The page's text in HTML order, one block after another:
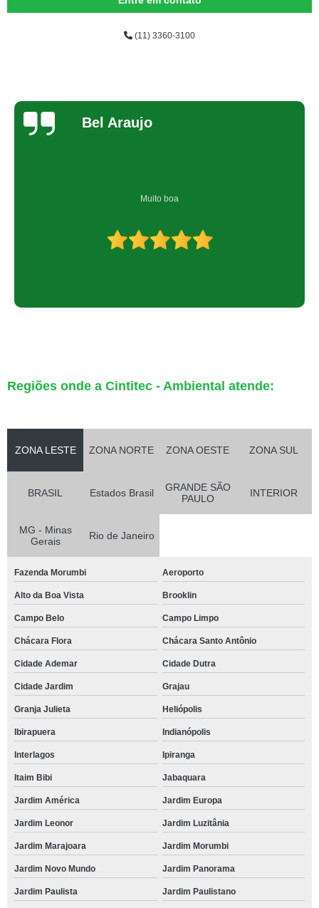
(11) 3360-3100
Bel Araujo
Muito boa
Regiões onde a Cintitec - Ambiental atende:
ZONA LESTE ZONA NORTE ZONA OESTE ZONA SUL
BRASIL Estados Brasil
GRANDE SÃO
PAULO
INTERIOR
MG - Minas
Gerais
Rio de Janeiro
Fazenda Morumbi Aeroporto
Alto da Boa Vista Brooklin
Campo Belo Campo Limpo
Chácara Flora Chácara Santo Antônio
Cidade Ademar Cidade Dutra
Cidade Jardim Grajau
Granja Julieta Heliópolis
Ibirapuera Indianópolis
Interlagos Ipiranga
Itaim Bibi Jabaquara
Jardim América Jardim Europa
Jardim Leonor Jardim Luzitânia
Jardim Marajoara Jardim Morumbi
Jardim Novo Mundo Jardim Panorama
Jardim Paulista Jardim Paulistano